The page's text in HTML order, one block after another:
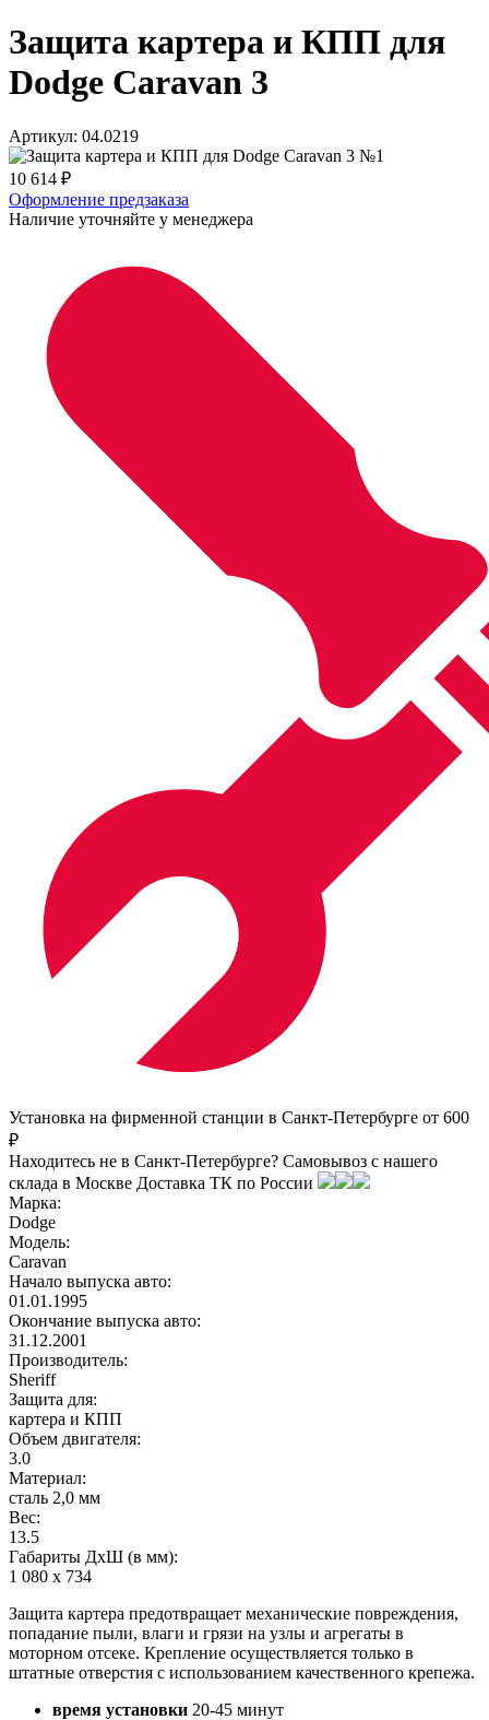
Защита картера и КПП для
Dodge Caravan 3
Артикул: 04.0219
10 614 ₽
Оформление предзаказа
Наличие уточняйте у менеджера
Установка на фирменной станции в Санкт-Петербурге от 600
₽
Находитесь не в Санкт-Петербурге? Самовывоз с нашего
склада в Москве Доставка ТК по России
Марка:
Dodge
Модель:
Caravan
Начало выпуска авто:
01.01.1995
Окончание выпуска авто:
31.12.2001
Производитель:
Sheriff
Защита для:
картера и КПП
Объем двигателя:
3.0
Материал:
сталь 2,0 мм
Вес:
13.5
Габариты ДхШ (в мм):
1 080 х 734
Защита картера предотвращает механические повреждения,
попадание пыли, влаги и грязи на узлы и агрегаты в
моторном отсеке. Крепление осуществляется только в
штатные отверстия с использованием качественного крепежа.
время установки 20-45 минут